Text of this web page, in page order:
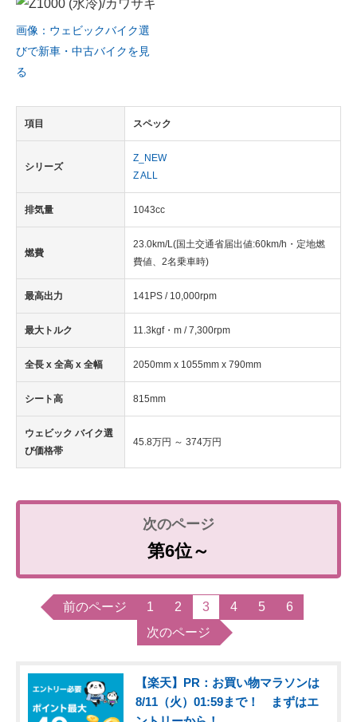
画像：ウェビックバイク選
びで新車・中古バイクを見
る
項目 スペック
シリーズ
Z_NEW
Z ALL
排気量 1043cc
燃費
23.0km/L(国土交通省届出値:60km/h・定地燃
費値、2名乗車時)
最高出力 141PS / 10,000rpm
最大トルク 11.3kgf・m / 7,300rpm
全長 x 全高 x 全幅 2050mm x 1055mm x 790mm
シート高 815mm
ウェビック バイク選
び価格帯
45.8万円 ～ 374万円
第6位～
前のページ 1 2 3 4 5
6
次のページ
【楽天】PR：お買い物マラソンは
8/11（火）01:59まで！ まずはエ